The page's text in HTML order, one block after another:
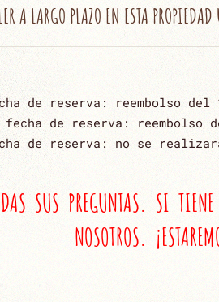
A LARGO PLAZO EN ESTA
de reserva: reembolso del
de reserva: reembolso
de reserva: no se
SUS PREGUNTAS. SI
NOSOTROS.